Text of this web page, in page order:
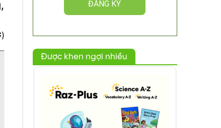
)
Được khen ngợi nhiều